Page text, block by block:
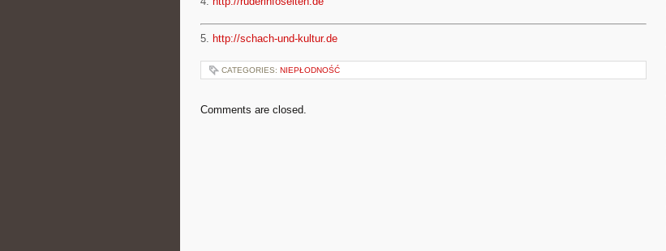
5. http://schach-und-kultur.de
CATEGORIES: NIEPŁODNOŚĆ
Comments are closed.